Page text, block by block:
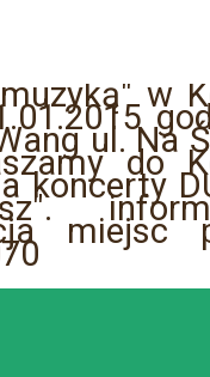
w
ul. Na
do
koncerty
miejsc